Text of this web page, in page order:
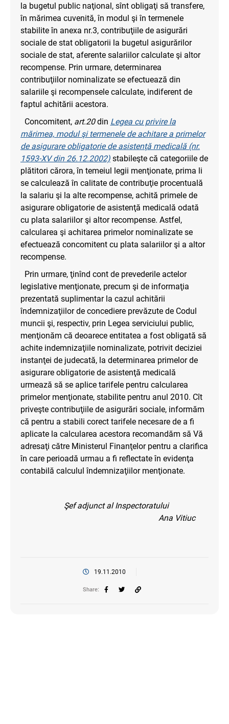
la bugetul public naţional, sînt obligaţi să transfere,
în mărimea cuvenită, în modul şi în termenele
stabilite în anexa nr.3, contribuţiile de asigurări
sociale de stat obligatorii la bugetul asigurărilor
sociale de stat, aferente salariilor calculate şi altor
recompense. Prin urmare, determinarea
contribuţiilor nominalizate se efectuează din
salariile şi recompensele calculate, indiferent de
faptul achitării acestora.
Concomitent, art.20din Legea cu privire la
mărimea, modul şi termenele de achitare a primelor
de asigurare obligatorie de asistenţă medicală (nr.
1593-XV din 26.12.2002) stabileşte că categoriile de
plătitori cărora, în temeiul legii menţionate, prima li
se calculează în calitate de contribuţie procentuală
la salariu şi la alte recompense, achită primele de
asigurare obligatorie de asistenţă medicală odată
cu plata salariilor şi altor recompense. Astfel,
calcularea şi achitarea primelor nominalizate se
efectuează concomitent cu plata salariilor şi a altor
recompense.
Prin urmare, ţinînd cont de prevederile actelor
legislative menţionate, precum şi de informaţia
prezentată suplimentar la cazul achitării
îndemnizaţiilor de concediere prevăzute de Codul
muncii şi, respectiv, prin Legea serviciului public,
menţionăm că deoarece entitatea a fost obligată să
achite indemnizaţiile nominalizate, potrivit deciziei
instanţei de judecată, la determinarea primelor de
asigurare obligatorie de asistenţă medicală
urmează să se aplice tarifele pentru calcularea
primelor menţionate, stabilite pentru anul 2010. Cît
priveşte contribuţiile de asigurări sociale, informăm
că pentru a stabili corect tarifele necesare de a fi
aplicate la calcularea acestora recomandăm să Vă
adresaţi către Ministerul Finanţelor pentru a clarifica
în care perioadă urmau a fi reflectate în evidenţa
contabilă calculul îndemnizaţiilor menţionate.
Şef adjunct al Inspectoratului
Ana Vitiuc
19.11.2010
Share: